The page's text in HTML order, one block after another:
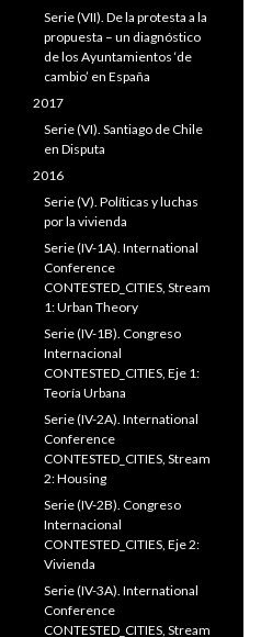
Serie (VII). De la protesta a la
propuesta – un diagnóstico
de los Ayuntamientos ‘de
cambio’ en España
2017
Serie (VI). Santiago de Chile
en Disputa
2016
Serie (V). Políticas y luchas
por la vivienda
Serie (IV-1A). International
Conference
CONTESTED_CITIES, Stream
1: Urban Theory
Serie (IV-1B). Congreso
Internacional
CONTESTED_CITIES, Eje 1:
Teoría Urbana
Serie (IV-2A). International
Conference
CONTESTED_CITIES, Stream
2: Housing
Serie (IV-2B). Congreso
Internacional
CONTESTED_CITIES, Eje 2:
Vivienda
Serie (IV-3A). International
Conference
CONTESTED_CITIES, Stream